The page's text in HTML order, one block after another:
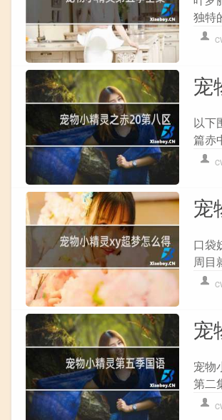
独特
宠
以下
篇赤
宠
口袋
周目
宠
宠物
第二